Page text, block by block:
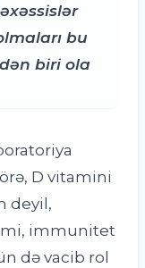
bu
biri ola
D vitamini
deyil,
immunitet
də vacib rol